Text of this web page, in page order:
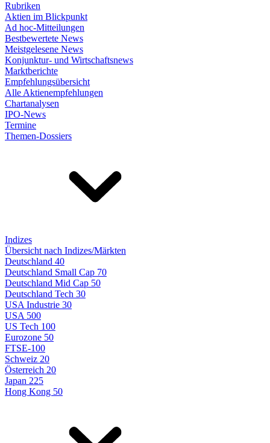
Rubriken
Aktien im Blickpunkt
Ad hoc-Mitteilungen
Bestbewertete News
Meistgelesene News
Konjunktur- und Wirtschaftsnews
Marktberichte
Empfehlungsübersicht
Alle Aktienempfehlungen
Chartanalysen
IPO-News
Termine
Themen-Dossiers
Indizes
Übersicht nach Indizes/Märkten
Deutschland 40
Deutschland Small Cap 70
Deutschland Mid Cap 50
Deutschland Tech 30
USA Industrie 30
USA 500
US Tech 100
Eurozone 50
FTSE-100
Schweiz 20
Österreich 20
Japan 225
Hong Kong 50